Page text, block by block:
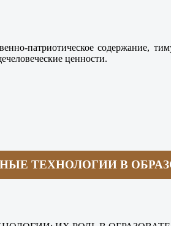
патриотическое содержание,
ценности.
ТЕХНОЛОГИИ В